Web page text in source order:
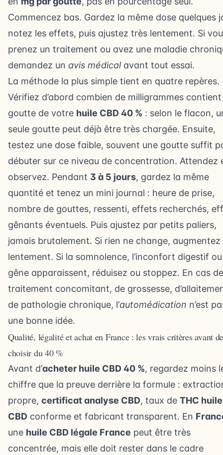
Commencez bas. Gardez la même dose quelques
notez les effets, puis ajustez très lentement. Si
prenez un traitement ou avez une maladie
demandez un avis médicalavant tout essai.
La méthode la plus simple tient en quatre repères.
Vérifiez d’abord combien de milligrammes
goutte de votre huile CBD 40 % : selon le flacon,
seule goutte peut déjà être très chargée. Ensuite,
testez une dose faible, souvent une goutte suffit
débuter sur ce niveau de concentration. Attendez
observez. Pendant 3 à 5 jours, gardez la même
quantité et tenez un mini journal : heure de prise,
nombre de gouttes, ressenti, effets recherchés,
gênants éventuels. Puis ajustez par petits paliers,
jamais brutalement. Si rien ne change, augmentez
lentement. Si la somnolence, l’inconfort digestif
gêne apparaissent, réduisez ou stoppez. En cas de
traitement concomitant, de grossesse,
de pathologie chronique, l’automédication n’est
une bonne idée.
Qualité, légalité et achat en France : les vrais critères avant
choisir du 40 %
Avant d’acheter huile CBD 40 %, regardez moins
chiffre que la preuve derrière la formule :
propre, certificat analyse CBD, taux de THC huile
CBD conforme et fabricant transparent. En
une huile CBD légale France peut être très
concentrée, mais elle doit rester dans le cadre